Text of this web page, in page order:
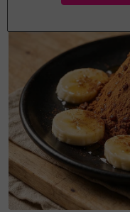
Ikan
Campurkan
pekat.
Kacau
Sejukkan dan
Potong sagu
kemudian
dihidangkan.